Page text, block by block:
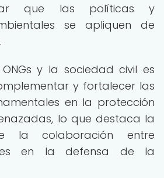
que las políticas y
se apliquen de
y la sociedad civil es
y fortalecer las
en la protección
lo que destaca la
la colaboración entre
en la defensa de la